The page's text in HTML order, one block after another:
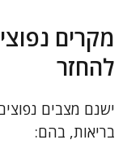
מקרים
להחזר
ישנם מצבים
בריאות, בהם: